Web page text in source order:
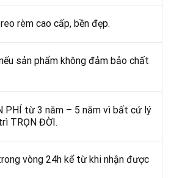
rèm cao cấp, bền đẹp.
sản phẩm không đảm bảo chất
PHÍ từ 3 năm – 5 năm vì bất cứ lý
TRỌN ĐỜI.
vòng 24h kể từ khi nhận được